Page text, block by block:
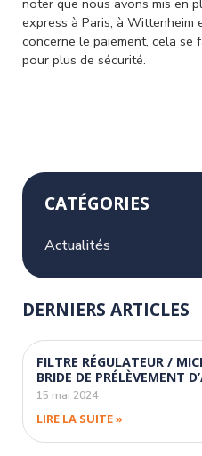
noter que nous avons mis en
express à Paris, à Wittenheim
concerne le paiement, cela se
pour plus de sécurité.
CATÉGORIES
Actualités
DERNIERS ARTICLES
FILTRE RÉGULATEUR /
BRIDE DE PRÉLÈVEMENT
15 mai 2024
LIRE LA SUITE »